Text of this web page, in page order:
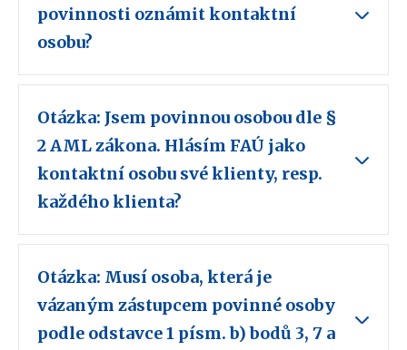
povinnosti oznámit kontaktní
osobu?
Otázka: Jsem povinnou osobou dle §
2 AML zákona. Hlásím FAÚ jako
kontaktní osobu své klienty, resp.
každého klienta?
Otázka: Musí osoba, která je
vázaným zástupcem povinné osoby
podle odstavce 1 písm. b) bodů 3, 7 a